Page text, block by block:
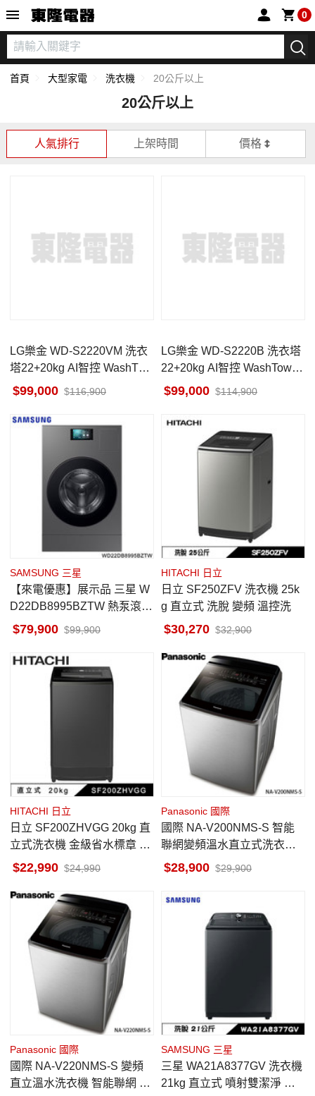
0
首頁 大型家電 洗衣機 20公斤以上
20公斤以上
人氣排行 上架時間 價格
LG樂金 WD-S2220VM 洗衣
塔22+20kg AI智控 WashTow
er 星辰銀 熱泵除濕
99,000 116,900
LG樂金 WD-S2220B 洗衣塔
22+20kg AI智控 WashTower
尊爵黑 熱泵除濕
99,000 114,900
SAMSUNG 三星
【來電優惠】展示品 三星 W
D22DB8995BZTW 熱泵滾筒
洗衣機 蒸洗脫烘 洗衣22/烘
79,900 99,900
HITACHI 日立
日立 SF250ZFV 洗衣機 25k
g 直立式 洗脫 變頻 溫控洗
30,270 32,900
HITACHI 日立
日立 SF200ZHVGG 20kg 直
立式洗衣機 金級省水標章 靜
墨灰
22,990 24,990
Panasonic 國際
國際 NA-V200NMS-S 智能
聯網變頻溫水直立式洗衣機 2
2kg 不鏽鋼 金級省水標章
28,900 29,900
Panasonic 國際
國際 NA-V220NMS-S 變頻
直立溫水洗衣機 智能聯網 22
SAMSUNG 三星
三星 WA21A8377GV 洗衣機
21kg 直立式 噴射雙潔淨 變